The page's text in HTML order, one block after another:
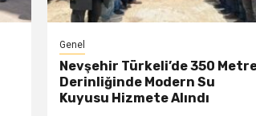
Genel
Nevşehir Türkeli’de 350
Derinliğinde Modern Su
Kuyusu Hizmete Alındı